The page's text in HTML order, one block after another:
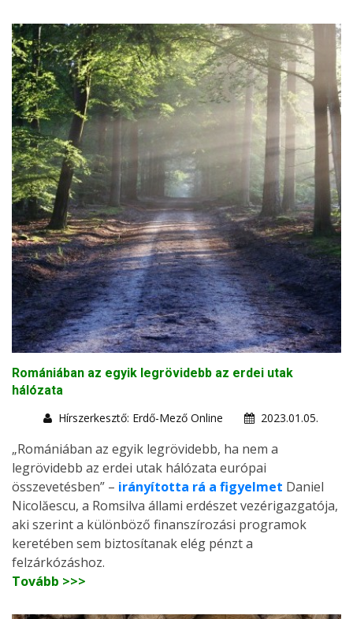
Romániában az egyik legrövidebb az erdei utak
hálózata
Hírszerkesztő: Erdő-Mező Online
2023.01.05.
„Romániában az egyik legrövidebb, ha nem a
legrövidebb az erdei utak hálózata európai
összevetésben” – irányította rá a figyelmet Daniel
Nicolăescu, a Romsilva állami erdészet vezérigazgatója,
aki szerint a különböző finanszírozási programok
keretében sem biztosítanak elég pénzt a
felzárkózáshoz.
Tovább >>>